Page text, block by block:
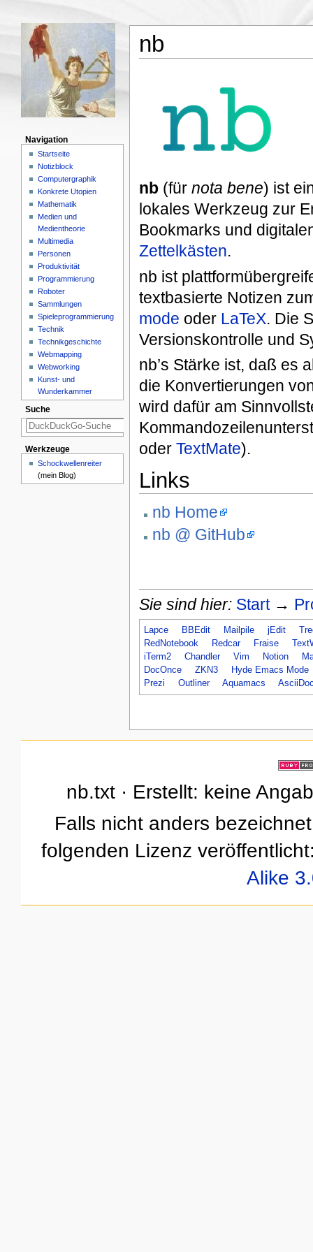
nb
nb(für nota bene) ist
lokales Werkzeug zur
Bookmarks und
Zettelkästen.
nb ist
textbasierte Notizen
mode oder LaTeX. Die
Versionskontrolle und
nb’s Stärke ist, daß es
die Konvertierungen
wird dafür am
oder TextMate).
Links
nb Home
nb @ GitHub
Sie sind hier: Start→
Lapce BBEdit Mailpile jEdit
RedNotebook
Redcar Fraise
iTerm2
Chandler Vim Notion
DocOnce
ZKN3
Hyde Emacs Mode
Prezi
Outliner Aquamacs
Navigation
Startseite
Notizblock
Computergraphik
Konkrete Utopien
Mathematik
Medien und
Medientheorie
Multimedia
Personen
Produktivität
Programmierung
Roboter
Sammlungen
Spieleprogrammierung
Technik
Technikgeschichte
Webmapping
Webworking
Kunst- und
Wunderkammer
Suche
Werkzeuge
Schockwellenreiter
(mein Blog)
nb.txt · Erstellt: keine
Falls nicht anders
folgenden Lizenz
Alike